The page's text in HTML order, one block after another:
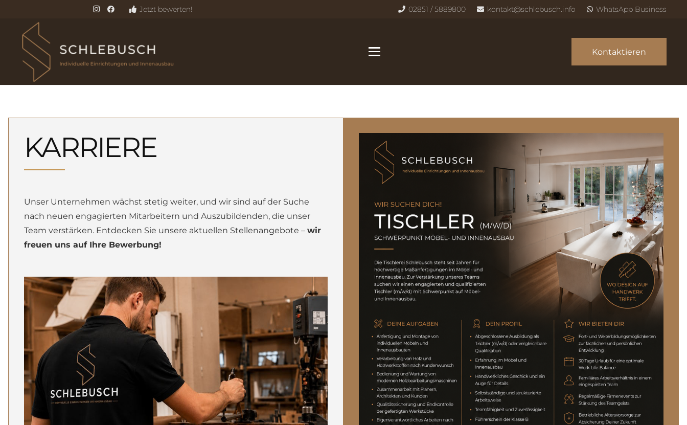
Jetzt bewerten! 02851 / 5889800 kontakt@schlebusch.info WhatsApp Business
Kontaktieren
KARRIERE
Unser Unternehmen wächst stetig weiter, und wir sind auf der Suche
nach neuen engagierten Mitarbeitern und Auszubildenden, die unser
Team verstärken. Entdecken Sie unsere aktuellen Stellenangebote – wir
freuen uns auf Ihre Bewerbung!